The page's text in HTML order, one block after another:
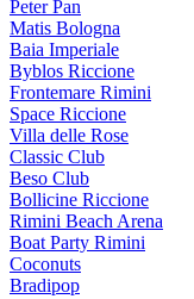
Peter Pan
Matis Bologna
Baia Imperiale
Byblos Riccione
Frontemare Rimini
Space Riccione
Villa delle Rose
Classic Club
Beso Club
Bollicine Riccione
Rimini Beach Arena
Boat Party Rimini
Coconuts
Bradipop